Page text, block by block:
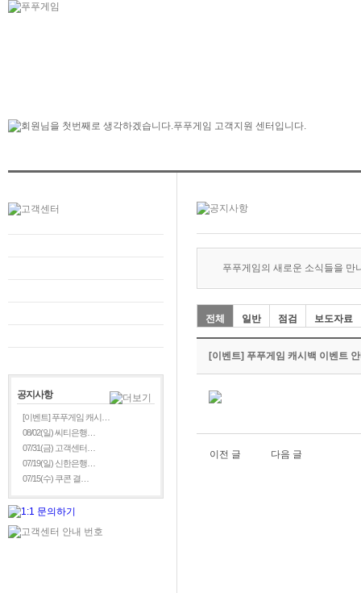
공지사항
[이벤트] 푸푸게임 캐시…
08/02(일) 씨티은행…
07/31(금) 고객센터…
07/19(일) 신한은행…
07/15(수) 쿠콘 결…
푸푸게임의 새로운 소식들을 만
전체 일반 점검 보도자료
[이벤트] 푸푸게임 캐시백 이벤트
이전 글 다음 글